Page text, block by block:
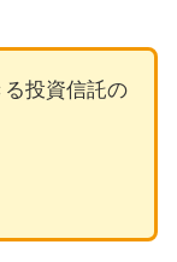
投資信託の